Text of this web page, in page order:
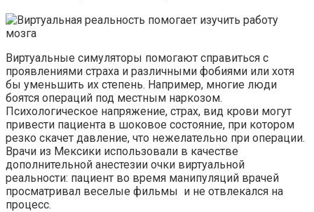
Виртуальные симуляторы помогают справиться с
проявлениями страха и различными фобиями или хотя
бы уменьшить их степень. Например, многие люди
боятся операций под местным наркозом.
Психологическое напряжение, страх, вид крови могут
привести пациента в шоковое состояние, при котором
резко скачет давление, что нежелательно при операции.
Врачи из Мексики использовали в качестве
дополнительной анестезии очки виртуальной
реальности: пациент во время манипуляций врачей
просматривал веселые фильмы и не отвлекался на
процесс.